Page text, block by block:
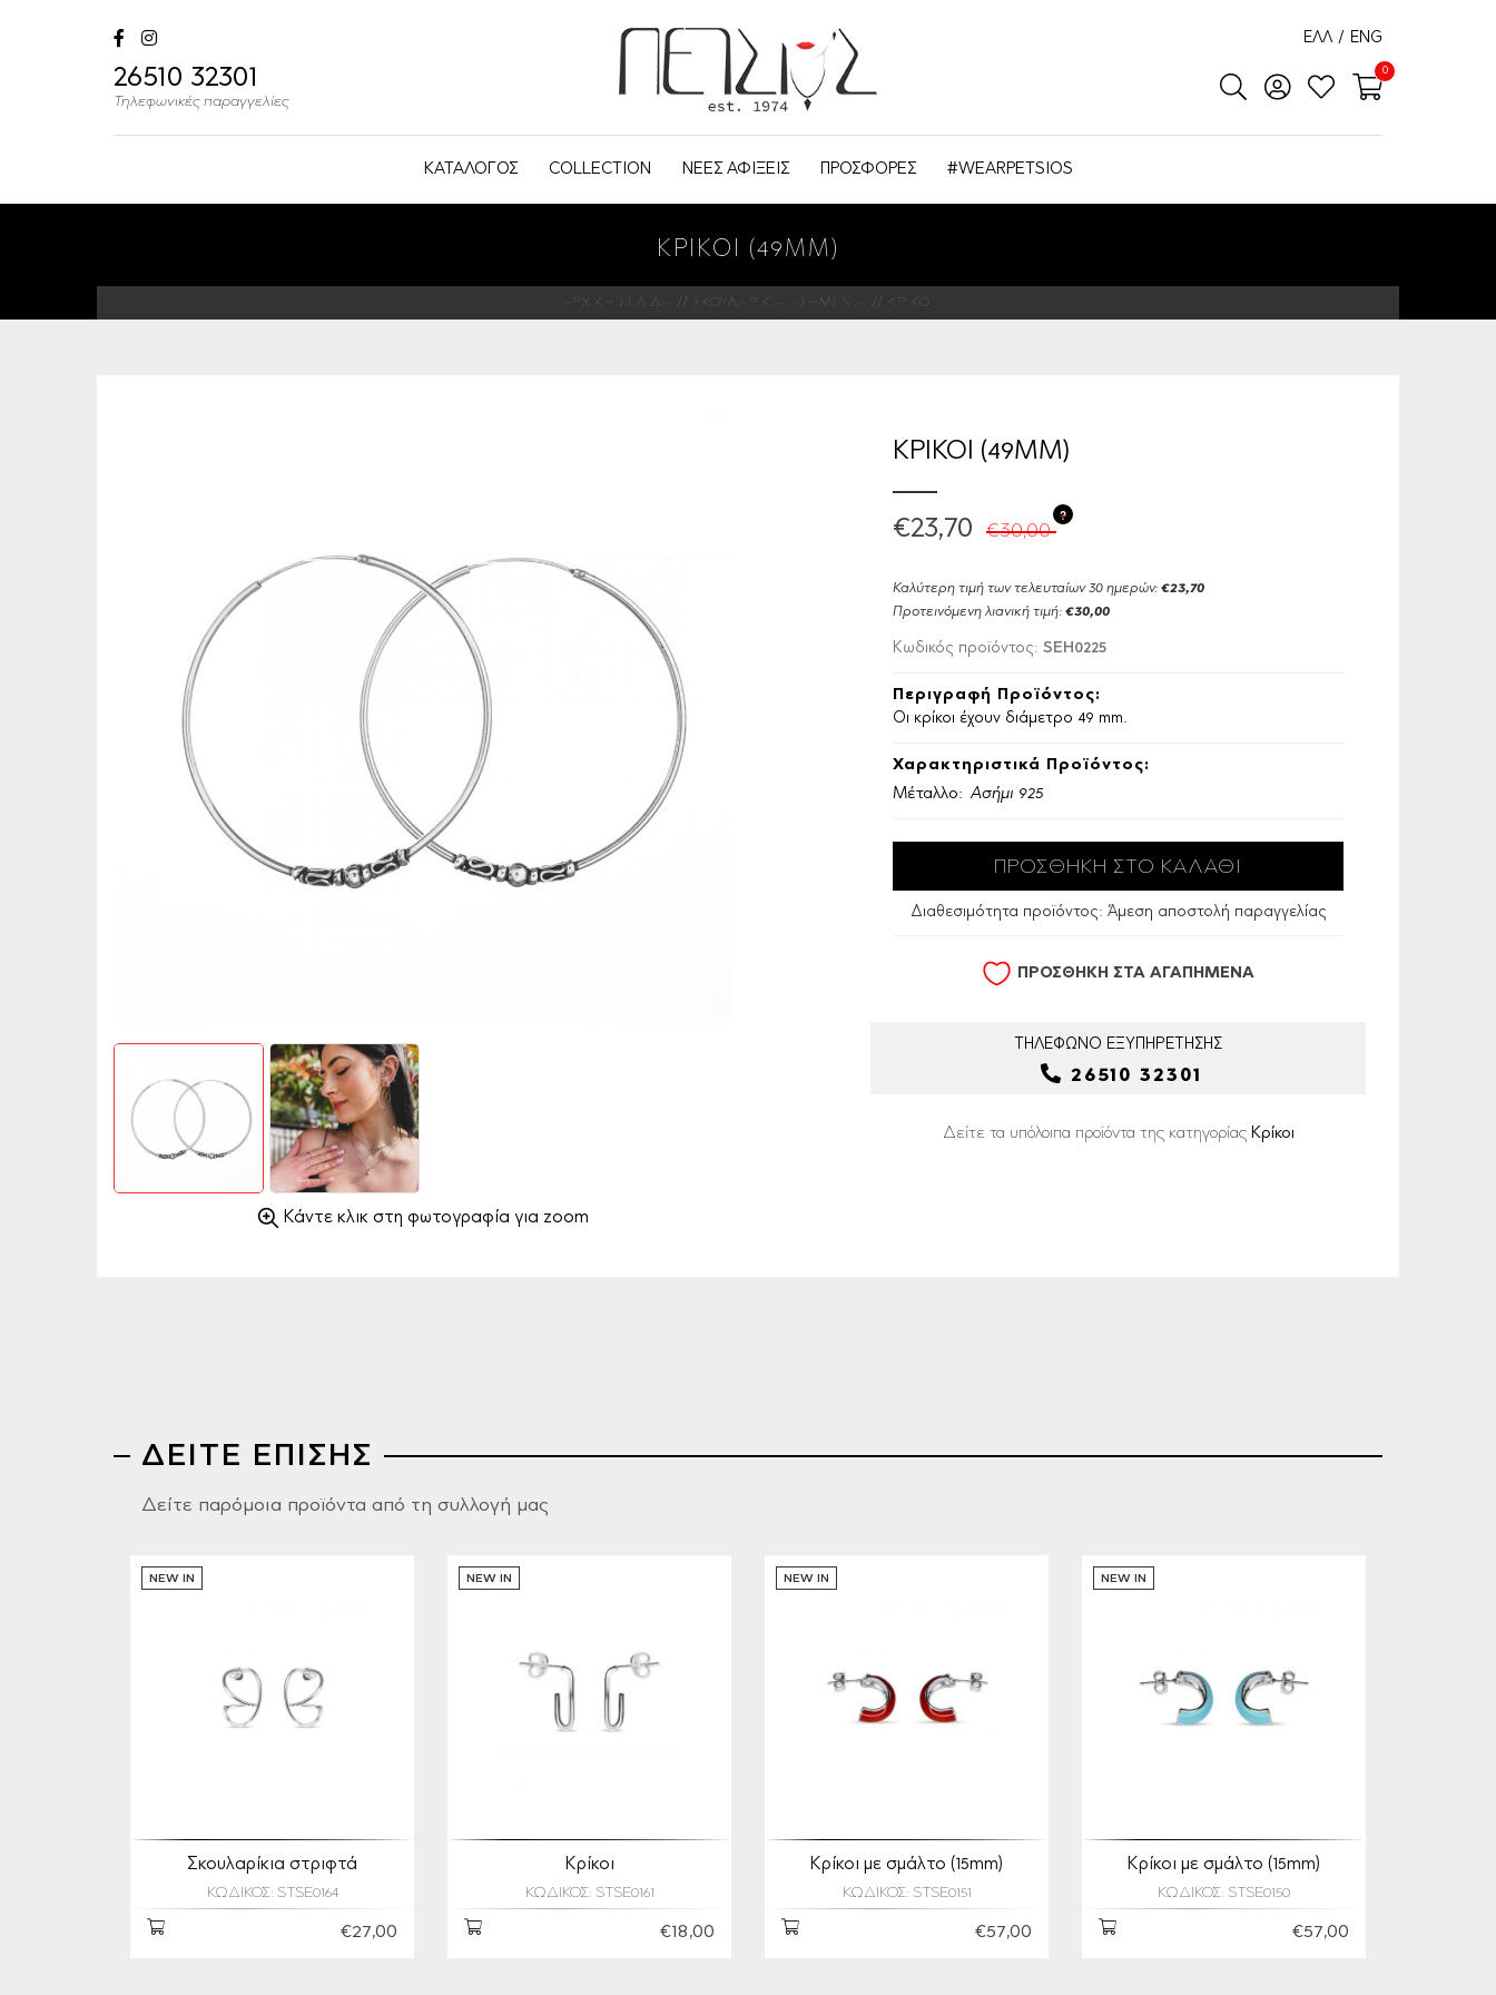
26510 32301
Τηλεφωνικές παραγγελίες
ΕΛΛ / ENG
0
ΚΑΤΑΛΟΓΟΣ COLLECTION ΝΕΕΣ ΑΦΙΞΕΙΣ ΠΡΟΣΦΟΡΕΣ #WEARPETSIOS
ΚΡΙΚΟΙ (49MM)
ΑΡΧΙΚΗ ΣΕΛΙΔΑ ΣΚΟΥΛΑΡΙΚΙΑ ΑΣΗΜΕΝΙΑ ΚΡΙΚΟΙ
Κάντε κλικ στη φωτογραφία για zoom
ΚΡΙΚΟΙ (49MM)
€23,70 €30,00
?
Καλύτερη τιμή των τελευταίων 30 ημερών: €23,70
Προτεινόμενη λιανική τιμή: €30,00
Κωδικός προϊόντος: SEH0225
Περιγραφή Προϊόντος:
Οι κρίκοι έχουν διάμετρο 49 mm.
Χαρακτηριστικά Προϊόντος:
Μέταλλο: Ασήμι 925
Διαθεσιμότητα προϊόντος: Άμεση αποστολή παραγγελίας
ΠΡΟΣΘΗΚΗ ΣΤΑ ΑΓΑΠΗΜΕΝΑ
ΤΗΛΕΦΩΝΟ ΕΞΥΠΗΡΕΤΗΣΗΣ
26510 32301
Δείτε τα υπόλοιπα προϊόντα της κατηγορίας Κρίκοι
ΔΕΙΤΕ ΕΠΙΣΗΣ
Δείτε παρόμοια προϊόντα από τη συλλογή μας
NEW IN
Σκουλαρίκια στριφτά
ΚΩΔΙΚΟΣ: STSE0164
€27,00
NEW IN
Κρίκοι
ΚΩΔΙΚΟΣ: STSE0161
€18,00
NEW IN
Κρίκοι με σμάλτο (15mm)
ΚΩΔΙΚΟΣ: STSE0151
€57,00
NEW IN
Κρίκοι με σμάλτο (15mm)
ΚΩΔΙΚΟΣ: STSE0150
€57,00